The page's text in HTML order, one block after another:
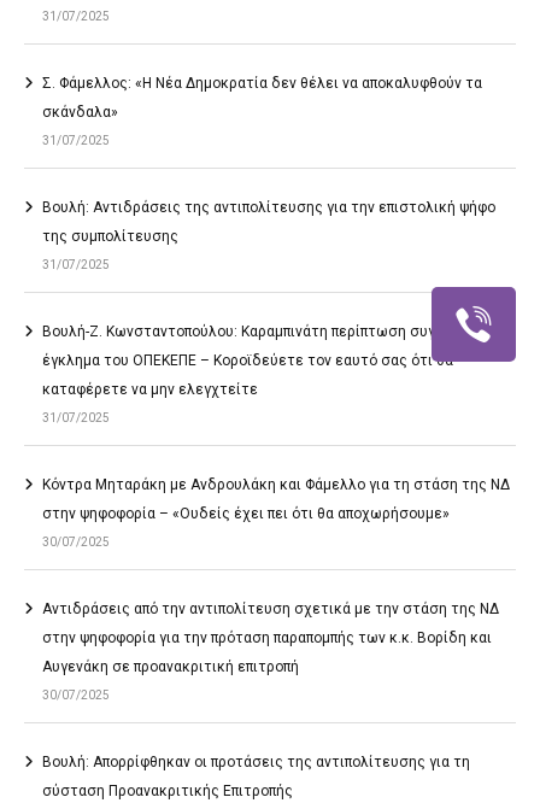
31/07/2025
Σ. Φάμελλος: «Η Νέα Δημοκρατία δεν θέλει να αποκαλυφθούν τα
σκάνδαλα»
31/07/2025
Βουλή: Αντιδράσεις της αντιπολίτευσης για την επιστολική ψήφο
της συμπολίτευσης
31/07/2025
Βουλή-Ζ. Κωνσταντοπούλου: Καραμπινάτη περίπτωση συγκάλυψης το
έγκλημα του ΟΠΕΚΕΠΕ – Κοροϊδεύετε τον εαυτό σας ότι θα
καταφέρετε να μην ελεγχτείτε
31/07/2025
Κόντρα Μηταράκη με Ανδρουλάκη και Φάμελλο για τη στάση της ΝΔ
στην ψηφοφορία – «Ουδείς έχει πει ότι θα αποχωρήσουμε»
30/07/2025
Αντιδράσεις από την αντιπολίτευση σχετικά με την στάση της ΝΔ
στην ψηφοφορία για την πρόταση παραπομπής των κ.κ. Βορίδη και
Αυγενάκη σε προανακριτική επιτροπή
30/07/2025
Βουλή: Απορρίφθηκαν οι προτάσεις της αντιπολίτευσης για τη
σύσταση Προανακριτικής Επιτροπής